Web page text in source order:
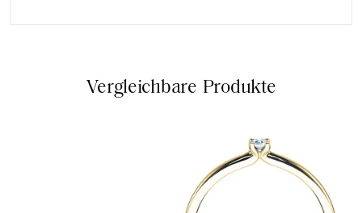
Vergleichbare Produkte